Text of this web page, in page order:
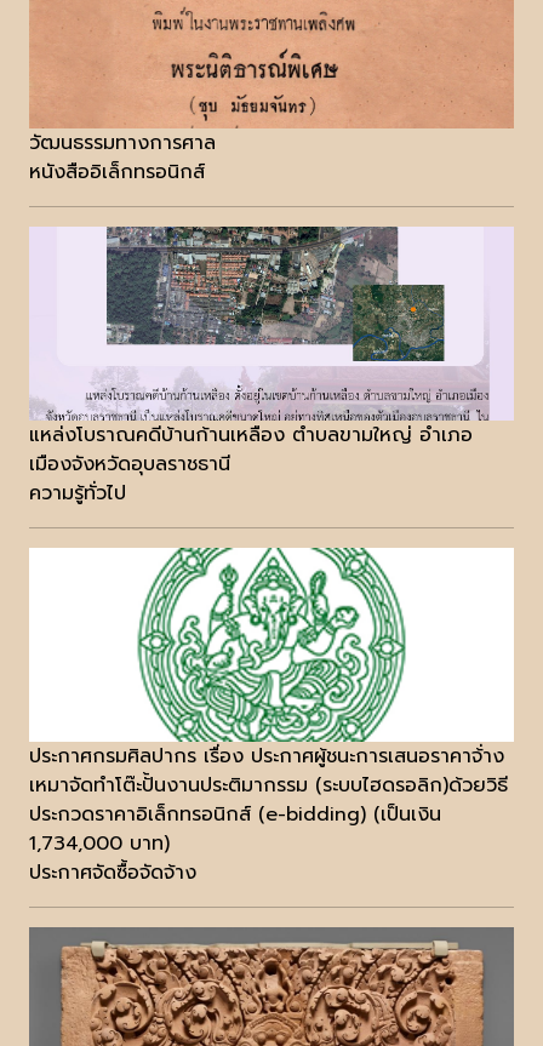
วัฒนธรรมทางการศาล
หนังสืออิเล็กทรอนิกส์
แหล่งโบราณคดีบ้านก้านเหลือง ตำบลขามใหญ่ อำเภอ
เมืองจังหวัดอุบลราชธานี
ความรู้ทั่วไป
ประกาศกรมศิลปากร เรื่อง ประกาศผู้ชนะการเสนอราคาจ้่าง
เหมาจัดทำโต๊ะปั้นงานประติมากรรม (ระบบไฮดรอลิก)ด้วยวิธี
ประกวดราคาอิเล็กทรอนิกส์ (e-bidding) (เป็นเงิน
1,734,000 บาท)
ประกาศจัดซื้อจัดจ้าง